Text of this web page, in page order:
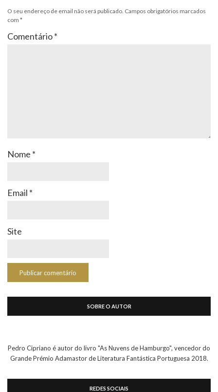
O seu endereço de email não será publicado. Campos obrigatórios marcados
com *
Comentário*
Nome *
Email *
Site
SOBRE O AUTOR
Pedro Cipriano é autor do livro "As Nuvens de Hamburgo", vencedor do
Grande Prémio Adamastor de Literatura Fantástica Portuguesa 2018.
REDES SOCIAIS